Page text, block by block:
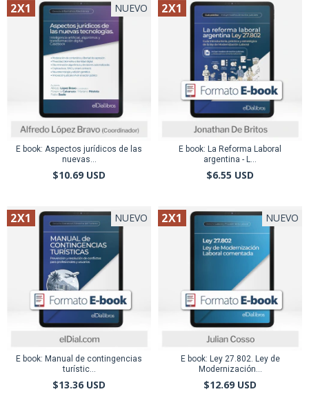
2X1 NUEVO
E book: Aspectos jurídicos de las
nuevas...
$10.69 USD
2X1
E book: La Reforma Laboral
argentina - L...
$6.55 USD
2X1 NUEVO
E book: Manual de contingencias
turístic...
$13.36 USD
2X1 NUEVO
E book: Ley 27.802. Ley de
Modernización...
$12.69 USD